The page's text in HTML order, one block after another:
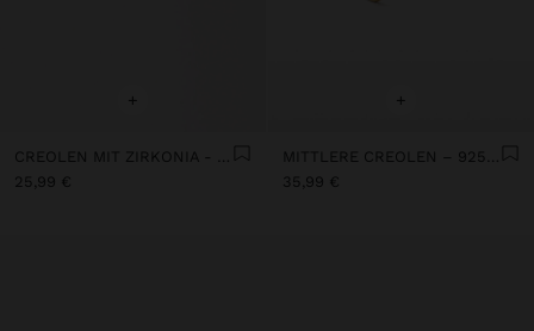
+
CREOLEN MIT ZIRKONIA - 925ER STERLINGSILBER
25,99 €
+
MITTLERE CREOLEN – 925 STERLINGSILBER
35,99 €